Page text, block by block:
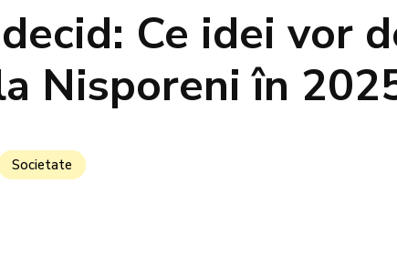
Ce idei vor
Nisporeni în
Societate